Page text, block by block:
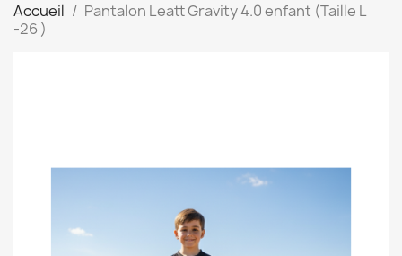
Accueil
Pantalon Leatt Gravity 4.0 enfant (Taille L
-26 )